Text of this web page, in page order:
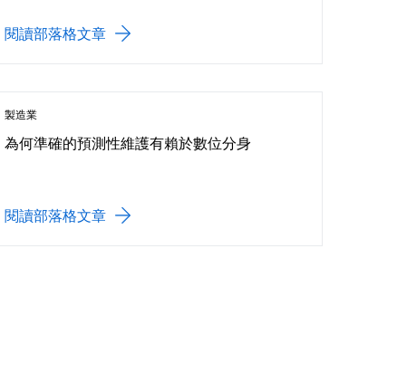
閱讀部落格文章
製造業
為何準確的預測性維護有賴於數位分身
閱讀部落格文章